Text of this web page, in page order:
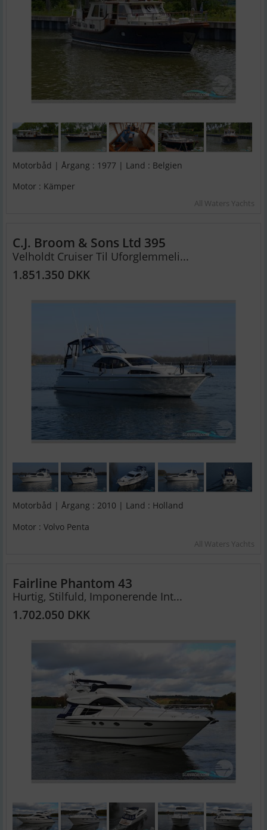
Motorbåd | Årgang : 1977 | Land : Belgien
Motor : Kämper
All Waters Yachts
C.J. Broom & Sons Ltd 395
Velholdt Cruiser Til Uforglemmeli...
1.851.350 DKK
Motorbåd | Årgang : 2010 | Land : Holland
Motor : Volvo Penta
All Waters Yachts
Fairline Phantom 43
Hurtig, Stilfuld, Imponerende Int...
1.702.050 DKK